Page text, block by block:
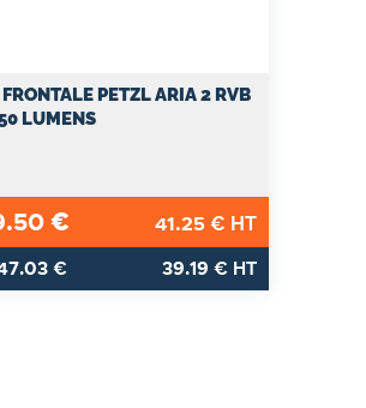
PETZL ARIA 2 RVB
LUMENS
€ 41.25€ HT
€ 39.19 € HT